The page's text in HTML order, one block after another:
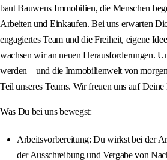
baut Bauwens Immobilien, die Menschen
Arbeiten und Einkaufen. Bei uns erwarten
engagiertes Team und die Freiheit, eigene
wachsen wir an neuen Herausforderungen.
werden – und die Immobilienwelt von
Teil unseres Teams. Wir freuen uns auf
Was Du bei uns bewegst:
Arbeitsvorbereitung: Du wirkst bei der
der Ausschreibung und Vergabe von